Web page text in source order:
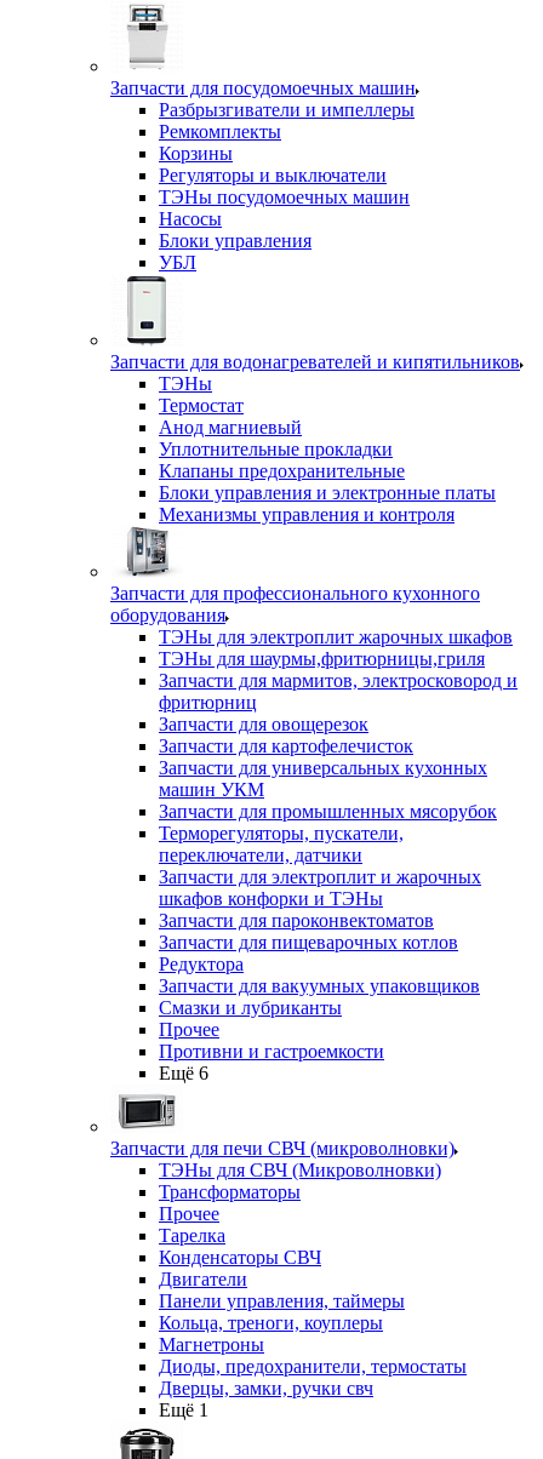
Запчасти для посудомоечных машин
Разбрызгиватели и импеллеры
Ремкомплекты
Корзины
Регуляторы и выключатели
ТЭНы посудомоечных машин
Насосы
Блоки управления
УБЛ
Запчасти для водонагревателей и кипятильников
ТЭНы
Термостат
Анод магниевый
Уплотнительные прокладки
Клапаны предохранительные
Блоки управления и электронные платы
Механизмы управления и контроля
Запчасти для профессионального кухонного
оборудования
ТЭНы для электроплит жарочных шкафов
ТЭНы для шаурмы,фритюрницы,гриля
Запчасти для мармитов, электросковород и
фритюрниц
Запчасти для овощерезок
Запчасти для картофелечисток
Запчасти для универсальных кухонных
машин УКМ
Запчасти для промышленных мясорубок
Терморегуляторы, пускатели,
переключатели, датчики
Запчасти для электроплит и жарочных
шкафов конфорки и ТЭНы
Запчасти для пароконвектоматов
Запчасти для пищеварочных котлов
Редуктора
Запчасти для вакуумных упаковщиков
Смазки и лубриканты
Прочее
Противни и гастроемкости
Ещё 6
Запчасти для печи СВЧ (микроволновки)
ТЭНы для СВЧ (Микроволновки)
Трансформаторы
Прочее
Тарелка
Конденсаторы СВЧ
Двигатели
Панели управления, таймеры
Кольца, треноги, коуплеры
Магнетроны
Диоды, предохранители, термостаты
Дверцы, замки, ручки свч
Ещё 1